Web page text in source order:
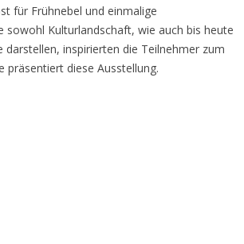
für Frühnebel und einmalige
Kulturlandschaft, wie auch bis heute
inspirierten die Teilnehmer zum
präsentiert diese Ausstellung.